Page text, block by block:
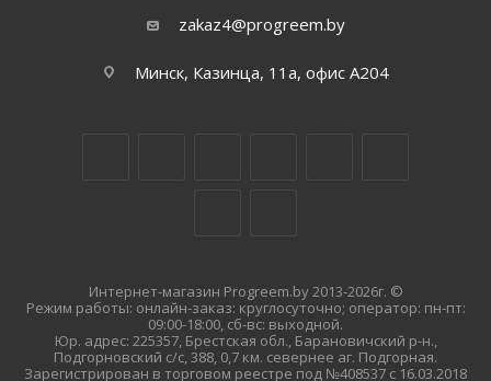
zakaz4@progreem.by
Минск, Казинца, 11а, офис А204
Интернет-магазин Progreem.by 2013-2026г. ©
Режим работы: онлайн-заказ: круглосуточно; оператор: пн-пт:
09:00-18:00, сб-вс: выходной.
Юр. адрес: 225357, Брестская обл., Барановичский р-н.,
Подгорновский с/с, 388, 0,7 км. севернее аг. Подгорная.
Зарегистрирован в торговом реестре под №408537 с 16.03.2018